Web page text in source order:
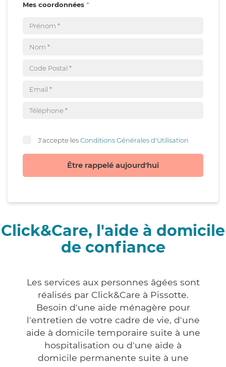
Mes coordonnées
J'accepte lesConditions Générales d'Utilisation
Être rappelé aujourd'hui
Click&Care, l'aide à domicile
de confiance
Les services aux personnes âgées sont
réalisés par Click&Care à Pissotte.
Besoin d'une aide ménagère pour
l'entretien de votre cadre de vie, d'une
aide à domicile temporaire suite à une
hospitalisation ou d'une aide à
domicile permanente suite à une